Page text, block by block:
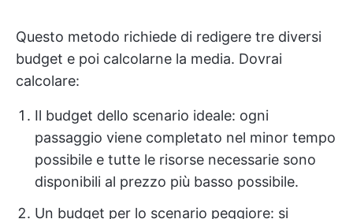
Questo metodo richiede di redigere tre diversi
budget e poi calcolarne la media. Dovrai
calcolare:
Il budget dello scenario ideale: ogni
passaggio viene completato nel minor tempo
possibile e tutte le risorse necessarie sono
disponibili al prezzo più basso possibile.
Un budget per lo scenario peggiore: si